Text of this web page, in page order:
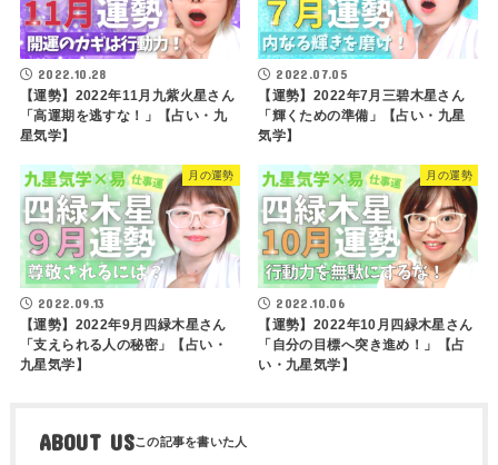
2022.10.28
【運勢】2022年11月九紫火星さん
「高運期を逃すな！」【占い・九
星気学】
2022.07.05
【運勢】2022年7月三碧木星さん
「輝くための準備」【占い・九星
気学】
月の運勢
2022.09.13
【運勢】2022年9月四緑木星さん
「支えられる人の秘密」【占い・
九星気学】
月の運勢
2022.10.06
【運勢】2022年10月四緑木星さん
「自分の目標へ突き進め！」【占
い・九星気学】
ABOUT US